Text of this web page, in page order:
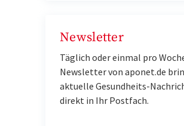
Newsletter
Täglich oder einmal pro
Newsletter von aponet.de
aktuelle Gesundheits-
direkt in Ihr Postfach.